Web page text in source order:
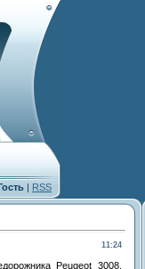
| RSS
11:24
Peugeot 3008,